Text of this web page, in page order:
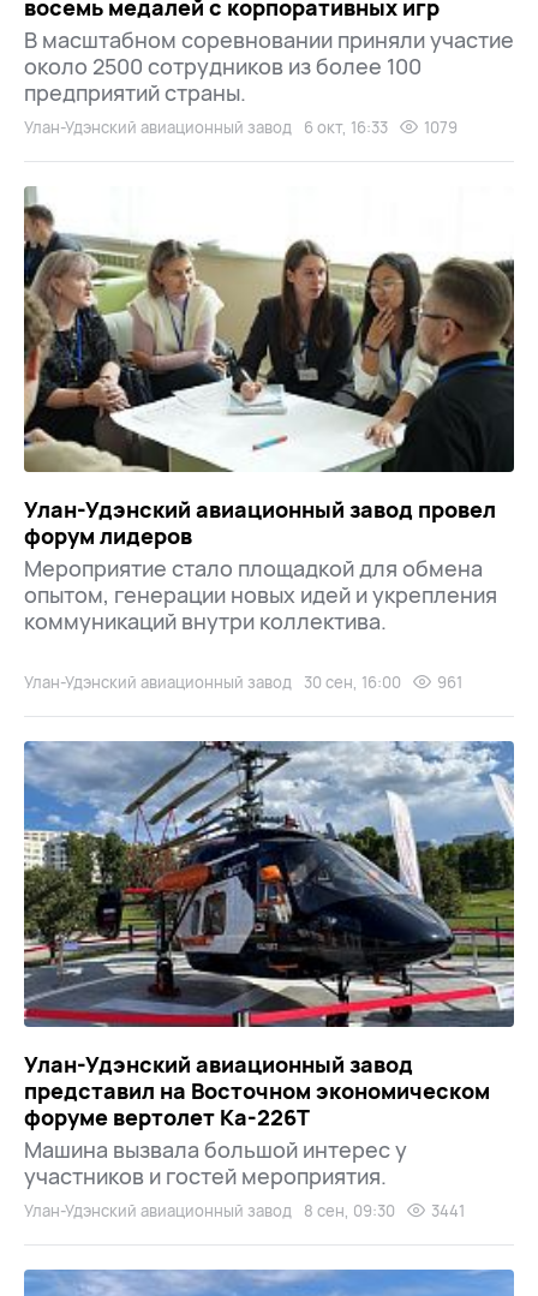
восемь медалей с корпоративных игр
В масштабном соревновании приняли участие
около 2500 сотрудников из более 100
предприятий страны.
Улан-Удэнский авиационный завод 6 окт, 16:33 1079
Улан-Удэнский авиационный завод провел
форум лидеров
Мероприятие стало площадкой для обмена
опытом, генерации новых идей и укрепления
коммуникаций внутри коллектива.
Улан-Удэнский авиационный завод 30 сен, 16:00 961
Улан-Удэнский авиационный завод
представил на Восточном экономическом
форуме вертолет Ка-226Т
Машина вызвала большой интерес у
участников и гостей мероприятия.
Улан-Удэнский авиационный завод 8 сен, 09:30 3441